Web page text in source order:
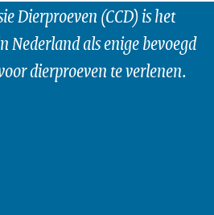
Dierproeven (CCD) is het
Nederland als enige bevoegd
dierproeven te verlenen.